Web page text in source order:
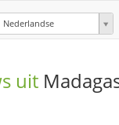
Nederlandse
uit